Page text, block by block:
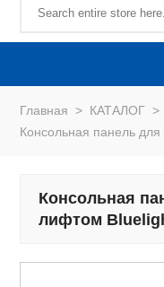
Главная > КАТАЛОГ >
Консольная панель
Консольная
лифтом